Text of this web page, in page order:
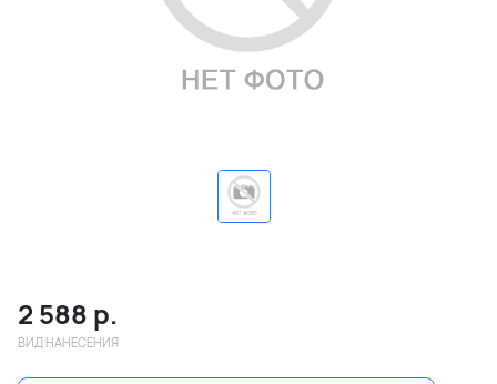
2 588 р.
ВИД НАНЕСЕНИЯ